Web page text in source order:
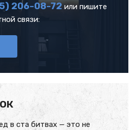
206-08-72 или пишите
связи:
в ста битвах — это не